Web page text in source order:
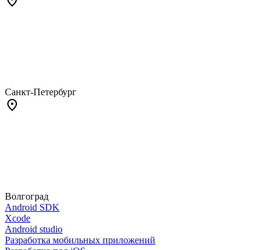
Санкт-Петербург
Волгоград
Android SDK
Xcode
Android studio
Разработка мобильных приложений